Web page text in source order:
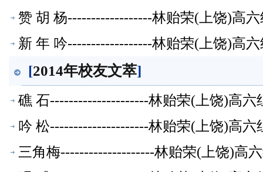
赞 胡 杨------------------林贻荣(上饶)高
新 年 吟------------------林贻荣(上饶)高
[2014年校友文萃]
礁 石---------------------林贻荣(上饶)高六
吟 松---------------------林贻荣(上饶)高六
三角梅--------------------林贻荣(上饶)高